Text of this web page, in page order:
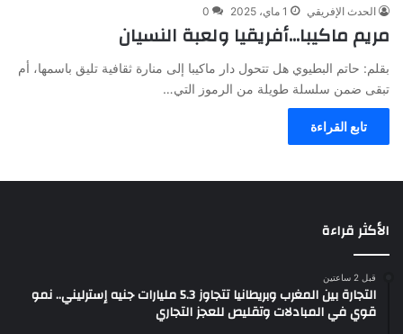
الحدث الإفريقي 1 ماي، 2025 0
مريم ماكيبا…أفريقيا ولعبة النسيان
بقلم: حاتم البطيوي هل تتحول دار ماكيبا إلى منارة ثقافية تليق باسمها، أم
تبقى ضمن سلسلة طويلة من الرموز التي…
تابع القراءة
الأكثر قراءة
قبل 2 ساعتين
التجارة بين المغرب وبريطانيا تتجاوز 5.3 مليارات جنيه إسترليني.. نمو
قوي في المبادلات وتقليص للعجز التجاري